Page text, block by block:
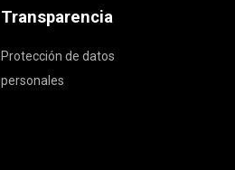
Transparencia
Protección de datos
personales